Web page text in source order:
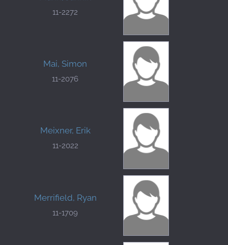
11-2272
Mai, Simon
11-2076
Meixner, Erik
11-2022
Merrifield, Ryan
11-1709